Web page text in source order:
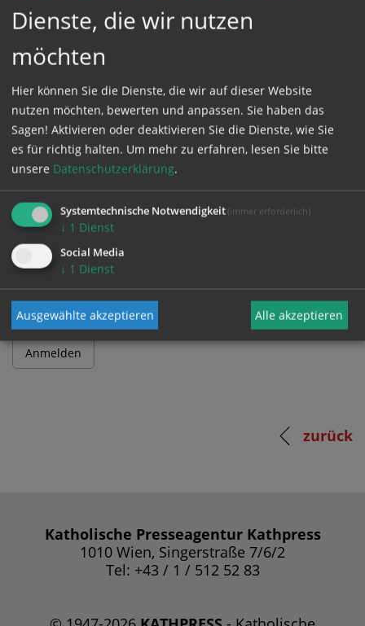
Produkt
Kathpress_online
GESCHÜTZTER BEREICH
Bitte melden Sie sich mit Ihrem Benutzernamen
und Passwort an.
Benutzername
Passwort
zurück
Katholische Presseagentur Kathpress
1010 Wien, Singerstraße 7/6/2
Tel: +43 / 1 / 512 52 83
Dienste, die wir nutzen
möchten
Hier können Sie die Dienste, die wir auf dieser Website
nutzen möchten, bewerten und anpassen. Sie haben das
Sagen! Aktivieren oder deaktivieren Sie die Dienste, wie Sie
es für richtig halten. Um mehr zu erfahren, lesen Sie bitte
unsere Datenschutzerklärung.
Systemtechnische Notwendigkeit (immer erforderlich)
↓ 1 Dienst
Social Media
↓ 1 Dienst
Ausgewählte akzeptieren Alle akzeptieren